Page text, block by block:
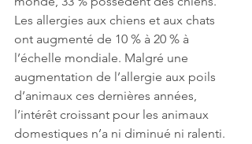
Les allergies aux chiens et aux chats
ont augmenté de 10 % à 20 % à
l’échelle mondiale. Malgré une
augmentation de l’allergie aux poils
d’animaux ces dernières années,
l’intérêt croissant pour les animaux
domestiques n’a ni diminué ni ralenti.